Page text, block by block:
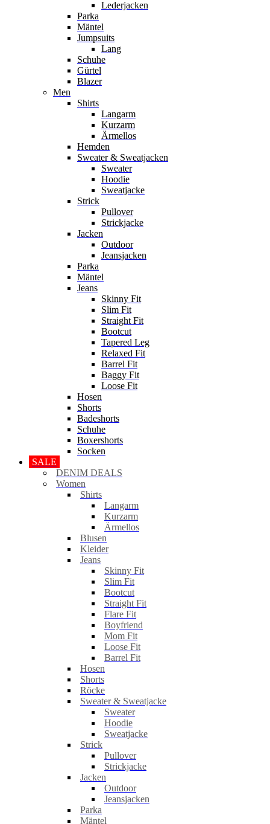
Lederjacken
Parka
Mäntel
Jumpsuits
Lang
Schuhe
Gürtel
Blazer
Men
Shirts
Langarm
Kurzarm
Ärmellos
Hemden
Sweater & Sweatjacken
Sweater
Hoodie
Sweatjacke
Strick
Pullover
Strickjacke
Jacken
Outdoor
Jeansjacken
Parka
Mäntel
Jeans
Skinny Fit
Slim Fit
Straight Fit
Bootcut
Tapered Leg
Relaxed Fit
Barrel Fit
Baggy Fit
Loose Fit
Hosen
Shorts
Badeshorts
Schuhe
Boxershorts
Socken
SALE
DENIM DEALS
Women
Shirts
Langarm
Kurzarm
Ärmellos
Blusen
Kleider
Jeans
Skinny Fit
Slim Fit
Bootcut
Straight Fit
Flare Fit
Boyfriend
Mom Fit
Loose Fit
Barrel Fit
Hosen
Shorts
Röcke
Sweater & Sweatjacke
Sweater
Hoodie
Sweatjacke
Strick
Pullover
Strickjacke
Jacken
Outdoor
Jeansjacken
Parka
Mäntel